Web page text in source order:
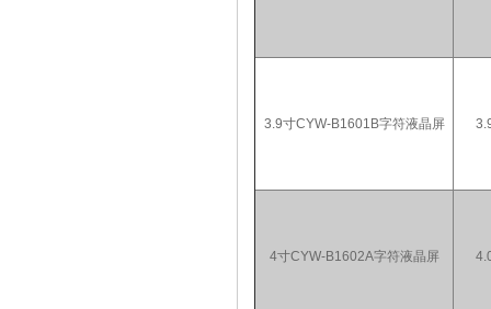
3.9寸CYW-B1601B字符液晶屏
4寸CYW-B1602A字符液晶屏